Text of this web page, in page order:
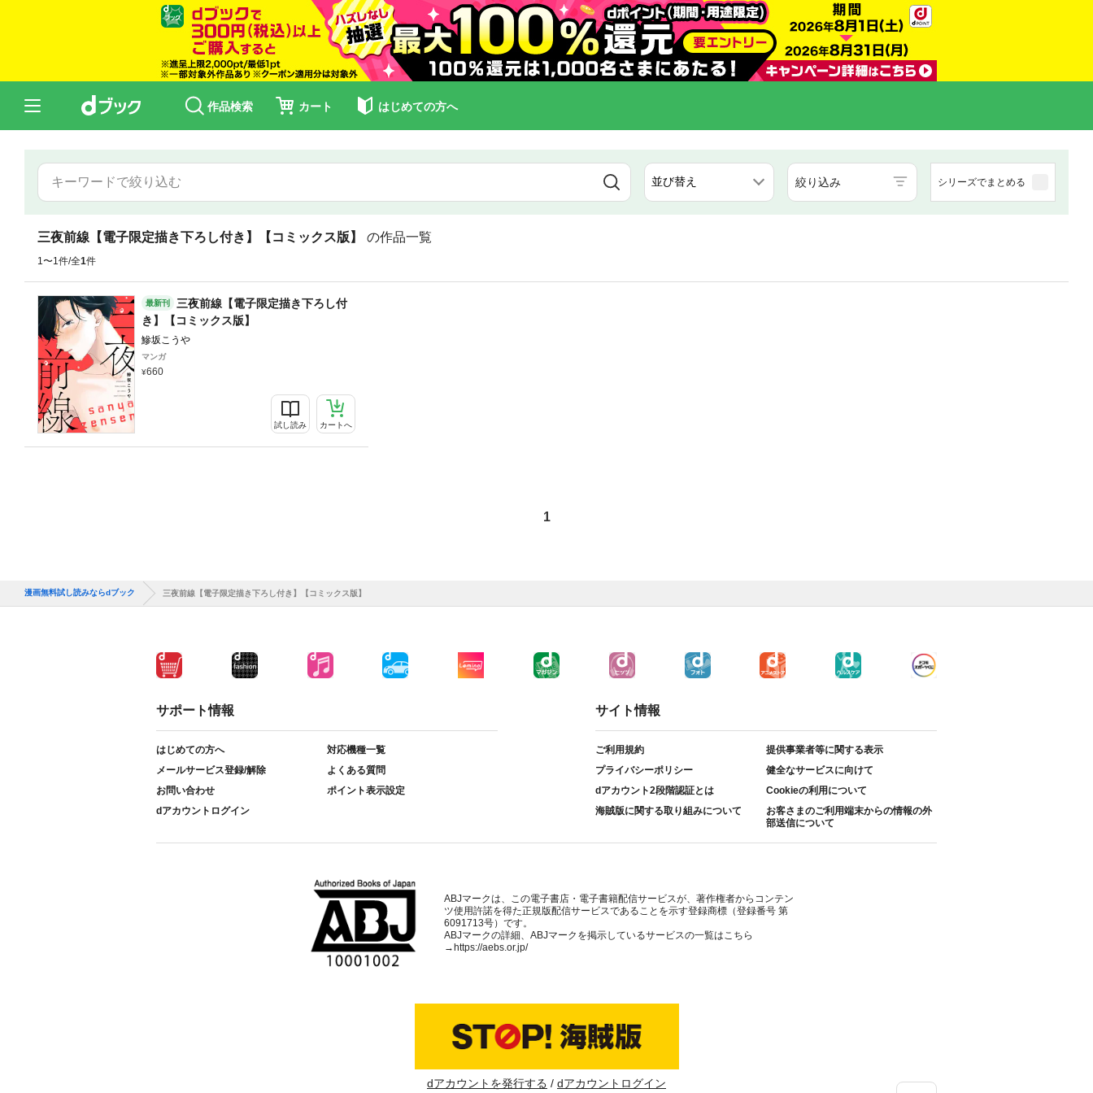
作品検索 カート はじめての方へ
絞り込み シリーズでまとめる
三夜前線【電子限定描き下ろし付き】【コミックス版】 の作品一覧
1〜1件/全1件
最新刊
三夜前線【電子限定描き下ろし付
き】【コミックス版】
鰺坂こうや
マンガ
660
試し読み カートへ
1
漫画無料試し読みならdブック 三夜前線【電子限定描き下ろし付き】【コミックス版】
サポート情報
はじめての方へ
対応機種一覧
メールサービス登録/解除
よくある質問
お問い合わせ
ポイント表示設定
dアカウントログイン
サイト情報
ご利用規約
提供事業者等に関する表示
プライバシーポリシー
健全なサービスに向けて
dアカウント2段階認証とは
Cookieの利用について
海賊版に関する取り組みについて
お客さまのご利用端末からの情報の外
部送信について
ABJマークは、この電子書店・電子書籍配信サービスが、著作権者からコンテン
ツ使用許諾を得た正規版配信サービスであることを示す登録商標（登録番号 第
6091713号）です。
ABJマークの詳細、ABJマークを掲示しているサービスの一覧はこちら
→https://aebs.or.jp/
dアカウントを発行する dアカウントログイン